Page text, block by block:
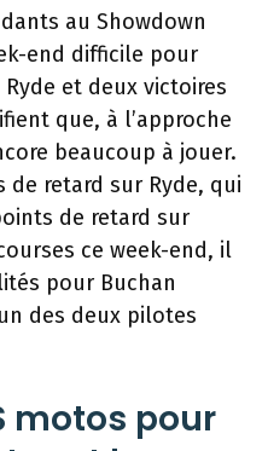
au Showdown
end difficile pour
et deux victoires
que, à l’approche
beaucoup à jouer.
de retard sur Ryde, qui
de retard sur
ce week-end, il
pour Buchan
des deux pilotes
motos pour